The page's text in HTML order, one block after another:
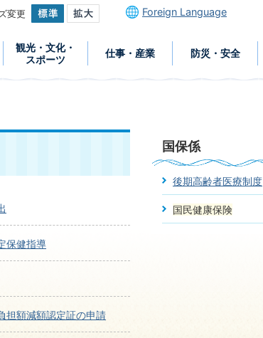
変更 Foreign Language
観光・文化・
スポーツ
仕事・産業 防災・安全
保健指導
担額減額認定証の申請
国保係
後期高齢者医療制度
国民健康保険